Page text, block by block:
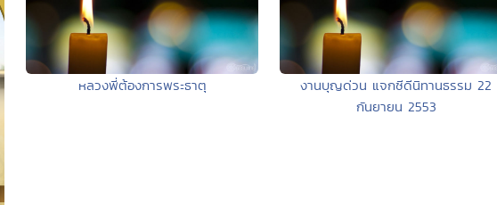
หลวงพี่ต้องการพระธาตุ
งานบุญด่วน แจกซีดีนิทานธรรม 22
กันยายน 2553